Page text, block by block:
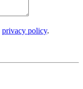
privacy policy.